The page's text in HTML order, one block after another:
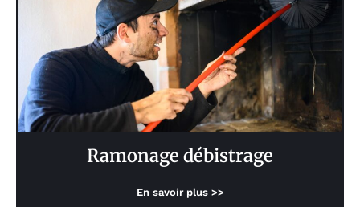
Ramonage débistrage
En savoir plus >>